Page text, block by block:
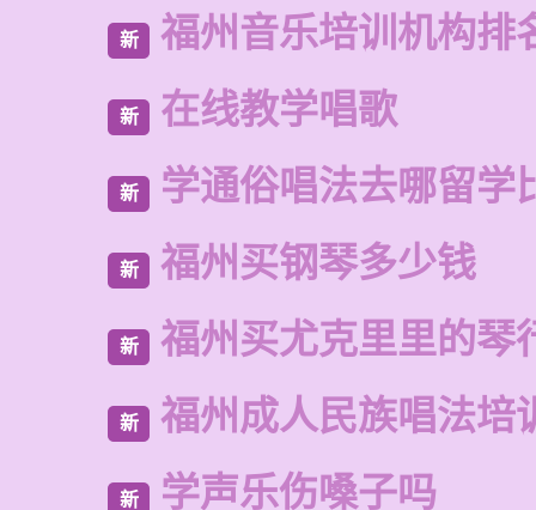
新 福州音乐培训机构排
新 在线教学唱歌
新 学通俗唱法去哪留学
新 福州买钢琴多少钱
新 福州买尤克里里的琴
新 福州成人民族唱法培
新 学声乐伤嗓子吗